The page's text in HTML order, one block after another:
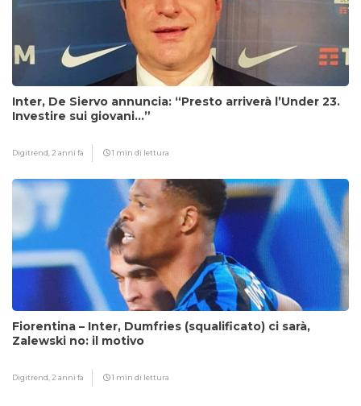
Inter, De Siervo annuncia: “Presto arriverà l’Under 23.
Investire sui giovani…”
Digitrend, 2 anni fa 1 min di lettura
Fiorentina – Inter, Dumfries (squalificato) ci sarà,
Zalewski no: il motivo
Digitrend, 2 anni fa 1 min di lettura